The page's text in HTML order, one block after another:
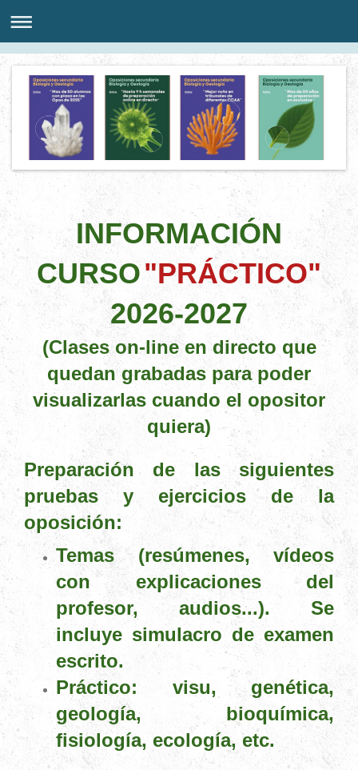
INFORMACIÓN
CURSO"PRÁCTICO"
2026-2027
(Clases on-line en directo que
quedan grabadas para poder
visualizarlas cuando el opositor
quiera)
Preparación de las siguientes
pruebas y ejercicios de la
oposición:
Temas (resúmenes, vídeos
con explicaciones del
profesor, audios...). Se
incluye simulacro de examen
escrito.
Práctico: visu, genética,
geología, bioquímica,
fisiología, ecología, etc.